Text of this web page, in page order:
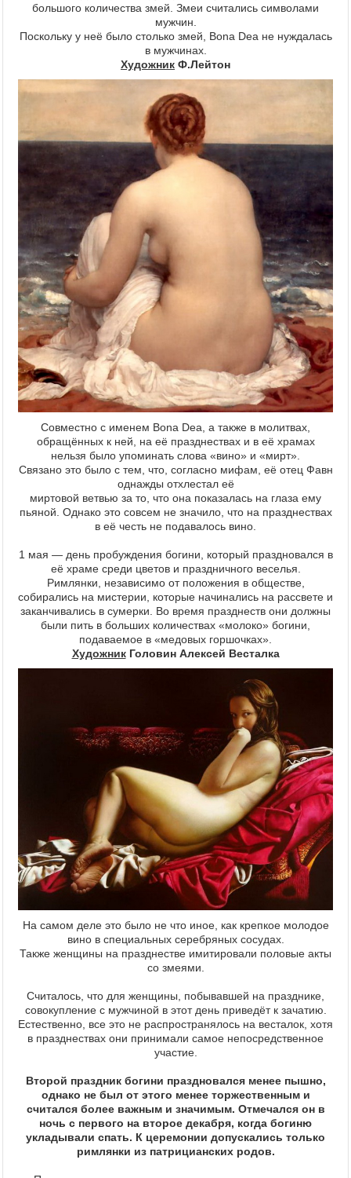
большого количества змей. Змеи считались символами
мужчин.
Поскольку у неё было столько змей, Bona Dea не нуждалась
в мужчинах.
Художник Ф.Лейтон
Совместно с именем Bona Dea, а также в молитвах,
обращённых к ней, на её празднествах и в её храмах
нельзя было упоминать слова «вино» и «мирт».
Связано это было с тем, что, согласно мифам, её отец Фавн
однажды отхлестал её
миртовой ветвью за то, что она показалась на глаза ему
пьяной. Однако это совсем не значило, что на празднествах
в её честь не подавалось вино.
1 мая — день пробуждения богини, который праздновался в
её храме среди цветов и праздничного веселья.
Римлянки, независимо от положения в обществе,
собирались на мистерии, которые начинались на рассвете и
заканчивались в сумерки. Во время празднеств они должны
были пить в больших количествах «молоко» богини,
подаваемое в «медовых горшочках».
ХудожникГоловин Алексей Весталка
На самом деле это было не что иное, как крепкое молодое
вино в специальных серебряных сосудах.
Также женщины на празднестве имитировали половые акты
со змеями.
Считалось, что для женщины, побывавшей на празднике,
совокупление с мужчиной в этот день приведёт к зачатию.
Естественно, все это не распространялось на весталок, хотя
в празднествах они принимали самое непосредственное
участие.
Второй праздник богини праздновался менее пышно,
однако не был от этого менее торжественным и
считался более важным и значимым. Отмечался он в
ночь с первого на второе декабря, когда богиню
укладывали спать. К церемонии допускались только
римлянки из патрицианских родов.